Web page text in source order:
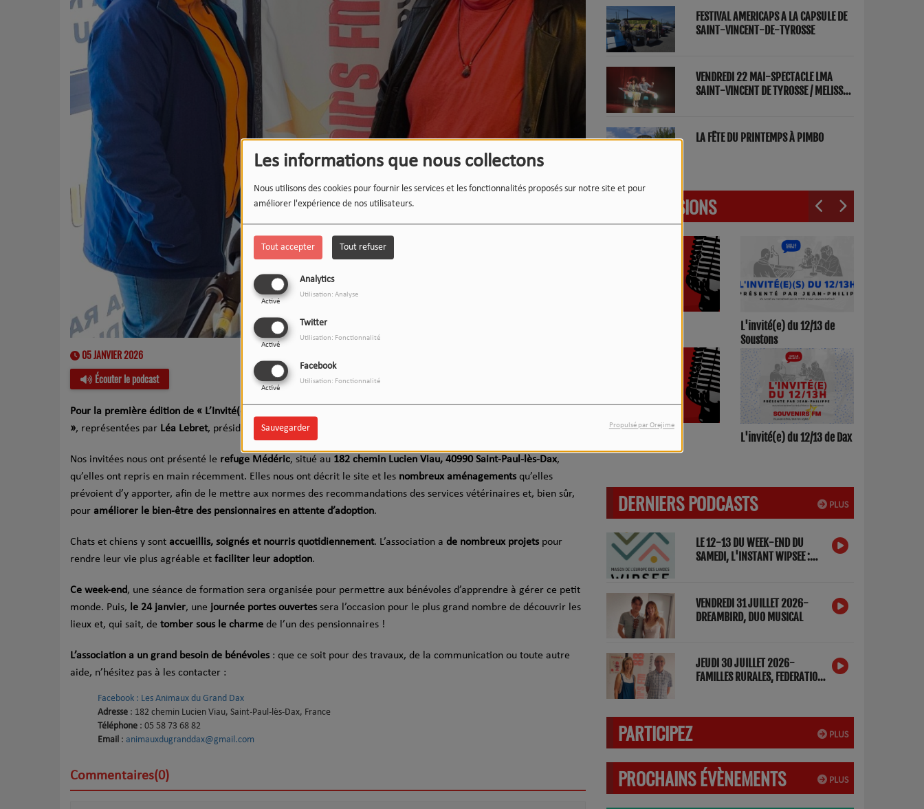
Les informations que nous collectons
Nous utilisons des cookies pour fournir les services et les fonctionnalités proposés sur notre site et pour
améliorer l'expérience de nos utilisateurs.
Tout accepter Tout refuser
Analytics
Activé
Utilisation: Analyse
Twitter
Activé
Utilisation: Fonctionnalité
Facebook
Activé
Utilisation: Fonctionnalité
Sauvegarder Propulsé par Orejime
05 JANVIER 2026
Écouter le podcast
Pour la première édition de « L’Invité(e) du 12/13 » de l’année 2026
», représentées par Léa Lebret, présidente de l’association, et
Nos invitées nous ont présenté le refuge Médéric, situé au 182 chemin Lucien Viau, 40990 Saint-Paul-lès-Dax,
qu’elles ont repris en main récemment. Elles nous ont décrit le site et les nombreux aménagementsqu’elles
prévoient d’y apporter, afin de le mettre aux normes des recommandations des services vétérinaires et, bien sûr,
pour améliorer le bien-être des pensionnaires en attente d’adoption.
Chats et chiens y sont accueillis, soignés et nourris quotidiennement. L’association a de nombreux projetspour
rendre leur vie plus agréable et faciliter leur adoption.
Ce week-end, une séance de formation sera organisée pour permettre aux bénévoles d’apprendre à gérer ce petit
monde. Puis, le 24 janvier, une journée portes ouvertessera l’occasion pour le plus grand nombre de découvrir les
lieux et, qui sait, de tomber sous le charme de l’un des pensionnaires !
L’association a un grand besoin de bénévoles: que ce soit pour des travaux, de la communication ou toute autre
aide, n’hésitez pas à les contacter :
Facebook : Les Animaux du Grand Dax
Adresse : 182 chemin Lucien Viau, Saint-Paul-lès-Dax, France
Téléphone : 05 58 73 68 82
Email : animauxdugranddax@gmail.com
Commentaires(0)
FESTIVAL AMERICAPS A LA CAPSULE DE
SAINT-VINCENT-DE-TYROSSE
VENDREDI 22 MAI-SPECTACLE LMA
SAINT-VINCENT DE TYROSSE / MELISSA
LA FÊTE DU PRINTEMPS À PIMBO
LES ÉMISSIONS
L'invité(e) du 12/13 de
Soustons
L'invité(e) du 12/13 de Dax
PLUS
DERNIERS PODCASTS
LE 12-13 DU WEEK-END DU
SAMEDI, L'INSTANT WIPSEE :
VENDREDI 31 JUILLET 2026-
DREAMBIRD, DUO MUSICAL
JEUDI 30 JUILLET 2026-
FAMILLES RURALES, FEDERATION
PLUS
PARTICIPEZ
PLUS
PROCHAINS ÉVÈNEMENTS